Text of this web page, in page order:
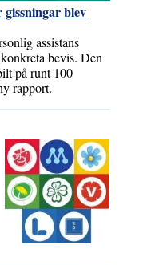
gissningar blev
assistans
bevis. Den
på runt 100
rapport.